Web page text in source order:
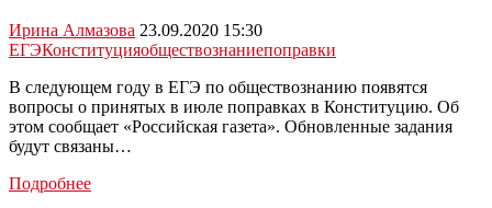
почти
на
час
Ирина Алмазова 23.09.2020 15:30
ЕГЭКонституцияобществознаниепоправки
В следующем году в ЕГЭ по обществознанию появятся
вопросы о принятых в июле поправках в Конституцию. Об
этом сообщает «Российская газета». Обновленные задания
будут связаны…
ПодробнееВ